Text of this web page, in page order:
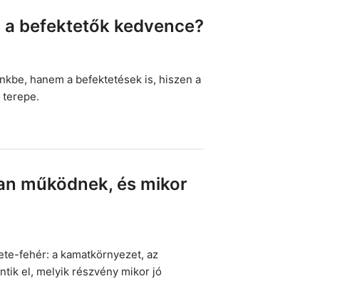
befektetők kedvence?
hanem a befektetések is, hiszen a
terepe.
működnek, és mikor
fehér: a kamatkörnyezet, az
el, melyik részvény mikor jó